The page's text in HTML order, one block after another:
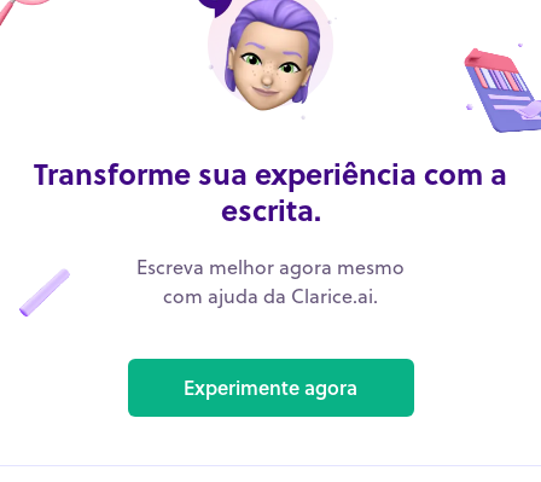
Transforme sua experiência com a
escrita.
Escreva melhor agora mesmo
com ajuda da Clarice.ai.
Experimente agora